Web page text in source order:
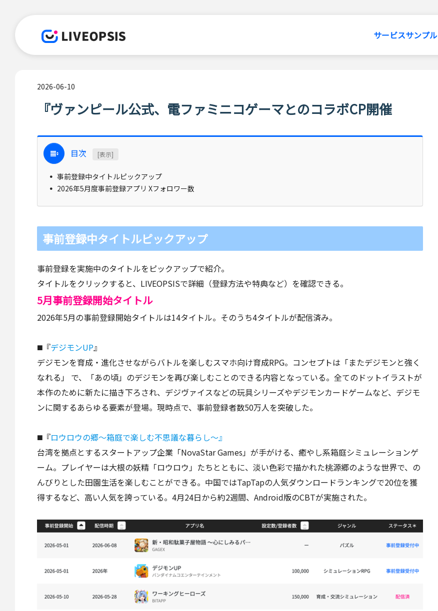
サービスサンプル
2026-06-10
『ヴァンピール公式、電ファミニコゲーマとのコラボCP開催
目次 [表示]
事前登録中タイトルピックアップ
2026年5月度事前登録アプリ Xフォロワー数
事前登録中タイトルピックアップ
事前登録を実施中のタイトルをピックアップで紹介。
タイトルをクリックすると、LIVEOPSISで詳細（登録方法や特典など）を確認できる。
5月事前登録開始タイトル
2026年5月の事前登録開始タイトルは14タイトル。そのうち4タイトルが配信済み。
◼️『デジモンUP』
デジモンを育成・進化させながらバトルを楽しむスマホ向け育成RPG。コンセプトは「またデジモンと強く
なれる」 で、「あの頃」のデジモンを再び楽しむことのできる内容となっている。全てのドットイラストが
本作のために新たに描き下ろされ、デジヴァイスなどの玩具シリーズやデジモンカードゲームなど、デジモ
ンに関するあらゆる要素が登場。現時点で、事前登録者数50万人を突破した。
◼️『ロウロウの郷〜箱庭で楽しむ不思議な暮らし〜』
台湾を拠点とするスタートアップ企業「NovaStar Games」が手がける、癒やし系箱庭シミュレーションゲ
ーム。プレイヤーは大根の妖精「ロウロウ」たちとともに、淡い色彩で描かれた桃源郷のような世界で、の
んびりとした田園生活を楽しむことができる。中国ではTapTapの人気ダウンロードランキングで20位を獲
得するなど、高い人気を誇っている。4月24日から約2週間、Android版のCBTが実施された。